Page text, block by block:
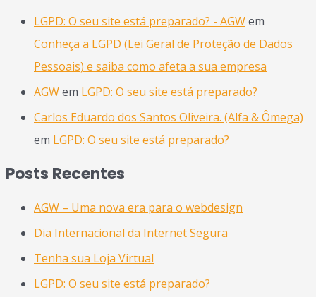
LGPD: O seu site está preparado? - AGWem
Conheça a LGPD (Lei Geral de Proteção de Dados
Pessoais) e saiba como afeta a sua empresa
AGWem LGPD: O seu site está preparado?
Carlos Eduardo dos Santos Oliveira. (Alfa & Ômega)
em LGPD: O seu site está preparado?
Posts Recentes
AGW – Uma nova era para o webdesign
Dia Internacional da Internet Segura
Tenha sua Loja Virtual
LGPD: O seu site está preparado?